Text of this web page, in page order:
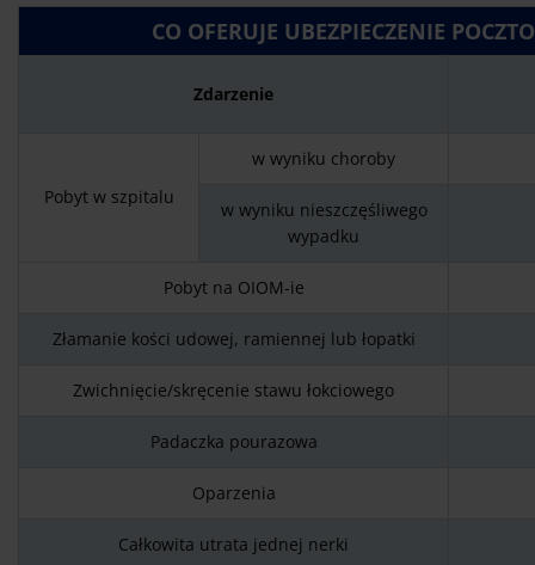
CO OFERUJE UBEZPIECZENIE
Zdarzenie
Pobyt w szpitalu
w wyniku choroby
w wyniku nieszczęśliwego
wypadku
Pobyt na OIOM-ie
Złamanie kości udowej, ramiennej lub łopatki
Zwichnięcie/skręcenie stawu łokciowego
Padaczka pourazowa
Oparzenia
Całkowita utrata jednej nerki